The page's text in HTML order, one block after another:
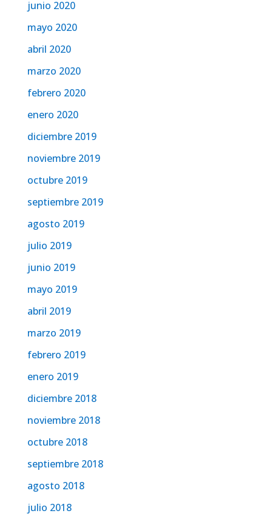
junio 2020
mayo 2020
abril 2020
marzo 2020
febrero 2020
enero 2020
diciembre 2019
noviembre 2019
octubre 2019
septiembre 2019
agosto 2019
julio 2019
junio 2019
mayo 2019
abril 2019
marzo 2019
febrero 2019
enero 2019
diciembre 2018
noviembre 2018
octubre 2018
septiembre 2018
agosto 2018
julio 2018